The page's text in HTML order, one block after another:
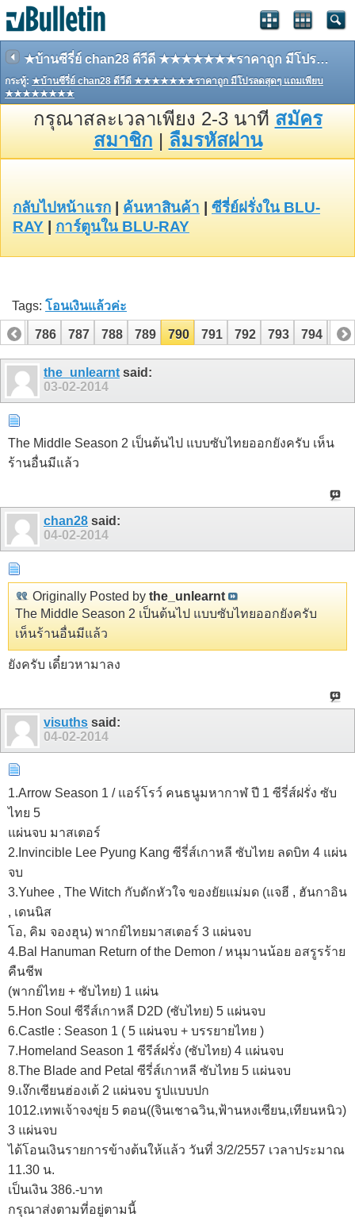
★บ้านซีรี่ย์ chan28 ดีวีดี ★★★★★★★ราคาถูก มีโปรลดสุดๆ แถมเพียบ ★★★★★★★★
กระทู้: ★บ้านซีรี่ย์ chan28 ดีวีดี ★★★★★★★ราคาถูก มีโปรลดสุดๆ แถมเพียบ
★★★★★★★★
กรุณาสละเวลาเพียง 2-3 นาที สมัคร
สมาชิก | ลืมรหัสผ่าน
กลับไปหน้าแรก ค้นหาสินค้า
ซีรี่ย์ฝรั่งใน BLU-
RAY
การ์ตูนใน BLU-RAY
Tags: โอนเงินแล้วค่ะ
785 786 787 788 789 790 791 792 793 794 795
805 806the_unlearnt said:
03-02-2014
The Middle Season 2 เป็นต้นไป แบบซับไทยออกยังครับ เห็น
ร้านอื่นมีแล้ว
chan28 said:
04-02-2014
Originally Posted by the_unlearnt
The Middle Season 2 เป็นต้นไป แบบซับไทยออกยังครับ
เห็นร้านอื่นมีแล้ว
ยังครับ เดี๋ยวหามาลง
visuths said:
04-02-2014
1.Arrow Season 1 / แอร์โรว์ คนธนูมหากาฬ ปี 1 ซีรี่ส์ฝรั่ง ซับ
ไทย 5
แผ่นจบ มาสเตอร์
2.Invincible Lee Pyung Kang ซีรี่ส์เกาหลี ซับไทย ลดบิท 4 แผ่น
จบ
3.Yuhee , The Witch กับดักหัวใจ ของยัยแม่มด (แจฮี , ฮันกาอิน
, เดนนิส
โอ, คิม จองฮุน) พากย์ไทยมาสเตอร์ 3 แผ่นจบ
4.Bal Hanuman Return of the Demon / หนุมานน้อย อสรูรร้าย
คืนชีพ
(พากย์ไทย + ซับไทย) 1 แผ่น
5.Hon Soul ซีรีส์เกาหลี D2D (ซับไทย) 5 แผ่นจบ
6.Castle : Season 1 ( 5 แผ่นจบ + บรรยายไทย )
7.Homeland Season 1 ซีรีส์ฝรั่ง (ซับไทย) 4 แผ่นจบ
8.The Blade and Petal ซีรี่ส์เกาหลี ซับไทย 5 แผ่นจบ
9.เง๊กเซียนฮ่องเต้ 2 แผ่นจบ รูปแบบปก
1012.เทพเจ้าจงขุ่ย 5 ตอน((จินเชาฉวิน,ฟ้านหงเซียน,เทียนหนิว)
3 แผ่นจบ
ได้โอนเงินรายการข้างต้นให้แล้ว วันที่ 3/2/2557 เวลาประมาณ
11.30 น.
เป็นเงิน 386.-บาท
กรุณาส่งตามที่อยู่ตามนี้